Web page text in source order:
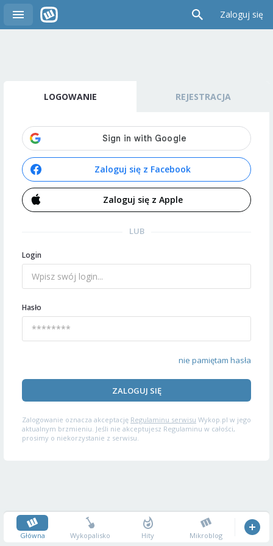
Zaloguj się
LOGOWANIE REJESTRACJA
Zaloguj się z Facebook
Zaloguj się z Apple
LUB
Login
Hasło
nie pamiętam hasła
ZALOGUJ SIĘ
Zalogowanie oznacza akceptację Regulaminu serwisu Wykop.pl w jego
aktualnym brzmieniu. Jeśli nie akceptujesz Regulaminu w całości,
prosimy o niekorzystanie z serwisu.
Główna Wykopalisko Hity Mikroblog